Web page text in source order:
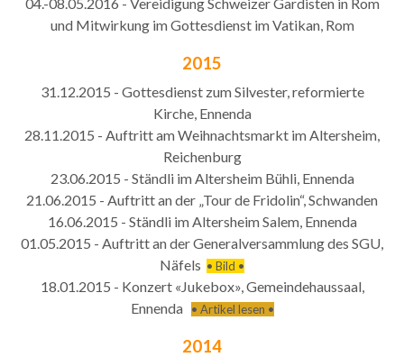
und Mitwirkung im Gottesdienst im Vatikan, Rom
2015
31.12.2015 - Gottesdienst zum Silvester, reformierte
Kirche, Ennenda
28.11.2015 - Auftritt am Weihnachtsmarkt im Altersheim,
Reichenburg
23.06.2015 - Ständli im Altersheim Bühli, Ennenda
21.06.2015 - Auftritt an der „Tour de Fridolin“, Schwanden
16.06.2015 - Ständli im Altersheim Salem, Ennenda
01.05.2015 - Auftritt an der Generalversammlung des SGU,
Näfels • Bild •
18.01.2015 - Konzert «Jukebox», Gemeindehaussaal,
Ennenda
• Artikel lesen •
2014